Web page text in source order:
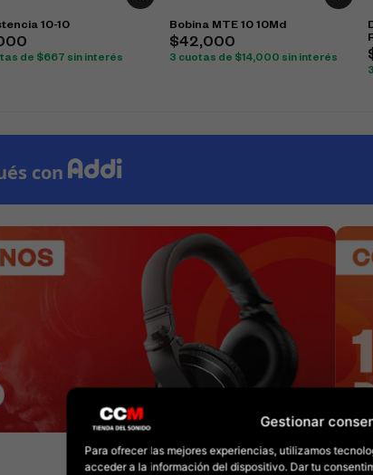
Gestionar
Para ofrecer las mejores experiencias, utilizamos
acceder a la información del dispositivo. Dar tu
10-10
de $667 sin interés
Bobina MTE 10 10Md
$42,000
3 cuotas de $14,000 sin interés